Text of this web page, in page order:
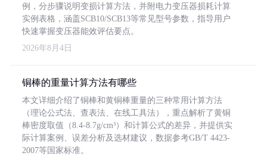
例，分步骤说明变损计算方法，并附电力变压器损耗计算
实例表格，涵盖SCB10/SCB13等常见型号参数，指导用户
快速掌握变压器能效评估要点。
2026年8月4日
铜棒的重量计算方法有哪些
本文详细介绍了铜棒和黄铜棒重量的三种常用计算方法
（理论公式法、查表法、在线工具法），重点解析了黄铜
棒密度取值（8.4-8.7g/cm³）和计算公式的差异，并提供实
际计算案例、误差分析及选材建议，数据参考GB/T 4423-
2007等国家标准。